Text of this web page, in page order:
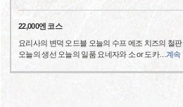
22,000엔 코스
요리사의 변덕 오드블 오늘의 수프 에조 치즈의 철
오늘의 생선 오늘의 일품 요네자와 소 or 도카… 계속